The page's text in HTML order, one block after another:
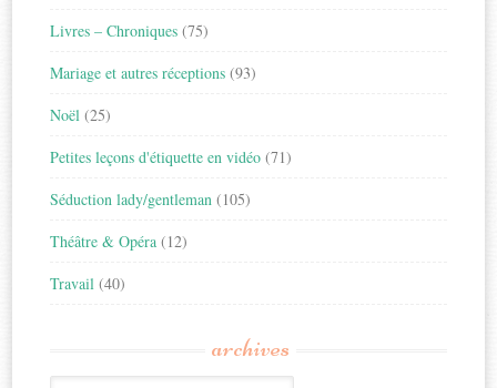
Livres – Chroniques (75)
Mariage et autres réceptions (93)
Noël (25)
Petites leçons d'étiquette en vidéo (71)
Séduction lady/gentleman (105)
Théâtre & Opéra (12)
Travail (40)
archives